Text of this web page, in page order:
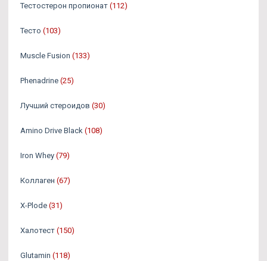
Тестостерон пропионат (112)
Тесто (103)
Muscle Fusion (133)
Phenadrine (25)
Лучший стероидов (30)
Amino Drive Black (108)
Iron Whey (79)
Коллаген (67)
X-Plode (31)
Халотест (150)
Glutamin (118)